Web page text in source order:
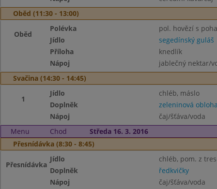
Oběd (11:30 - 13:00)
Oběd
Polévka
pol. hovězí s
Jídlo
segedínský guláš
Příloha
knedlík
Nápoj
jablečný nektar/
Svačina (14:30 - 14:45)
1
Jídlo
chléb, máslo
Doplněk
zeleninová
Nápoj
čaj/šťáva/voda
Menu
Chod
Středa 16. 3. 2016
Přesnídávka (8:30 - 8:45)
Přesnídávka
Jídlo
chléb, pom. z
Doplněk
ředkvičky
Nápoj
čaj/šťáva/voda